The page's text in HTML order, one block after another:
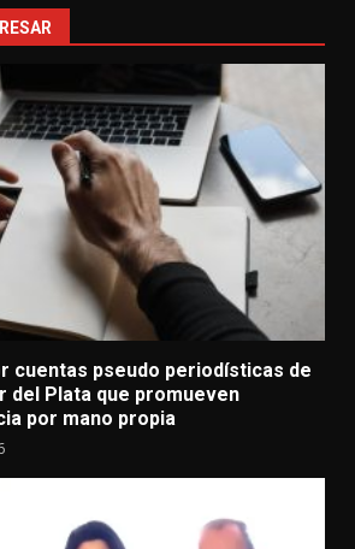
cuentas pseudo periodísticas de
del Plata que promueven
por mano propia